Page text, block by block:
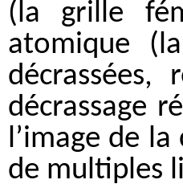
(la grille
atomique
décrassées,
décrassage
l’image de
de multiples